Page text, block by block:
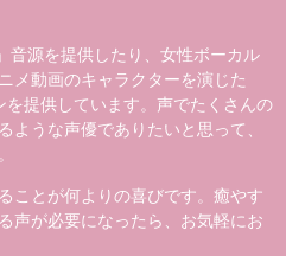
音源を提供したり、女性ボーカル
メ動画のキャラクターを演じた
提供しています。声でたくさんの
ような声優でありたいと思って、
ことが何よりの喜びです。癒やす
声が必要になったら、お気軽にお